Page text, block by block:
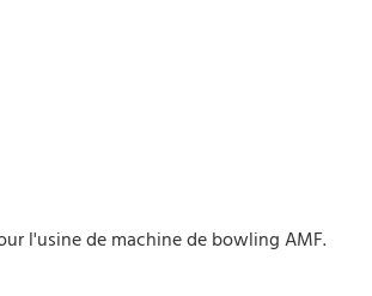
l'usine de machine de bowling AMF.